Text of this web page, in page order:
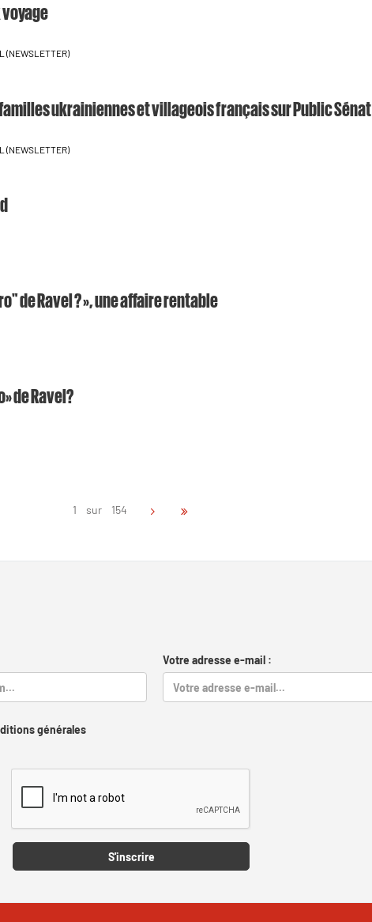
(NEWSLETTER)
ukrainiennes et villageois français sur Public Sénat
(NEWSLETTER)
de Ravel ? », une affaire rentable
de Ravel?
1 sur 154
Votre adresse e-mail :
générales
S'inscrire